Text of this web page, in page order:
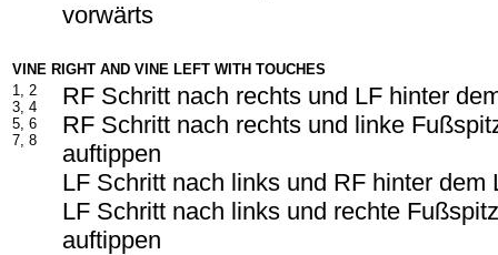
vorwärts
VINE RIGHT AND VINE LEFT WITH TOUCHES
1, 2
3, 4
5, 6
7, 8
RF Schritt nach rechts und LF hinter
RF Schritt nach rechts und linke
auftippen
LF Schritt nach links und RF hinter dem
LF Schritt nach links und rechte
auftippen